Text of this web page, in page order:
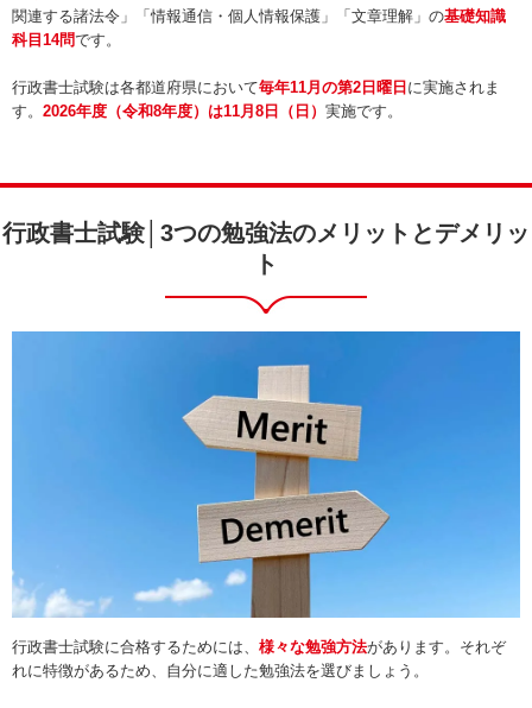
関連する諸法令」「情報通信・個人情報保護」「文章理解」の基礎知識
科目14問です。
行政書士試験は各都道府県において毎年11月の第2日曜日 に実施されま
す。 2026年度（令和8年度）は11月8日（日） 実施です。
行政書士試験│3つの勉強法のメリットとデメリッ
ト
行政書士試験に合格するためには、 様々な勉強方法があります。それぞ
れに特徴があるため、自分に適した勉強法を選びましょう。